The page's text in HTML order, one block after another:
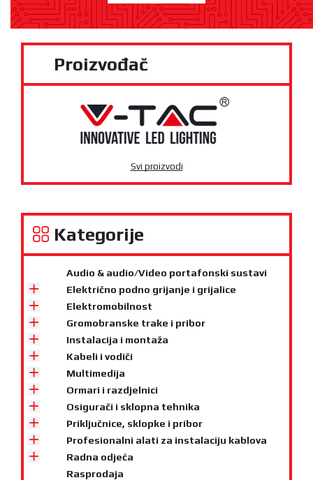
Proizvođač
Svi proizvodi
Kategorije
Audio & audio/Video portafonski sustavi
Električno podno grijanje i grijalice
Elektromobilnost
Gromobranske trake i pribor
Instalacija i montaža
Kabeli i vodiči
Multimedija
Ormari i razdjelnici
Osigurači i sklopna tehnika
Priključnice, sklopke i pribor
Profesionalni alati za instalaciju kablova
Radna odjeća
Rasprodaja